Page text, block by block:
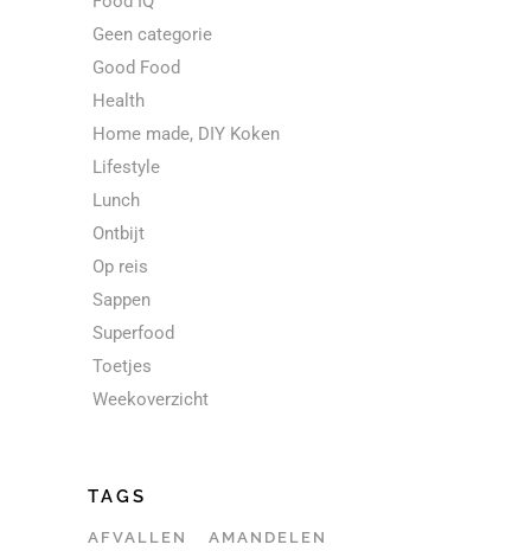
Geen categorie
Good Food
Health
Home made, DIY Koken
Lifestyle
Lunch
Ontbijt
Op reis
Sappen
Superfood
Toetjes
Weekoverzicht
TAGS
AFVALLEN AMANDELEN